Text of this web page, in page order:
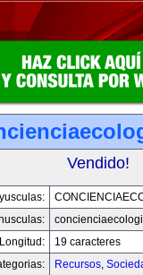
Vendido!
Longitud:
19 caracteres
Recursos,